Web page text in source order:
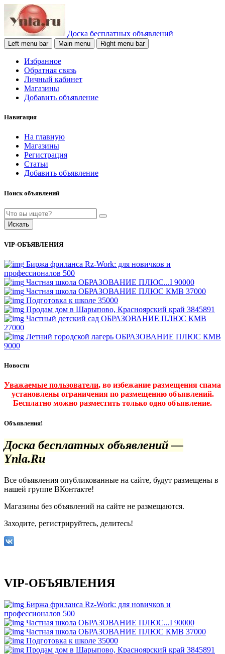
Доска бесплатных объявлений
Left menu bar Main menu Right menu bar
Избранное
Обратная связь
Личный кабинет
Магазины
Добавить объявление
Навигация
На главную
Магазины
Регистрация
Статьи
Добавить объявление
Поиск объявлений
Искать
VIP-ОБЪЯВЛЕНИЯ
Биржа фриланса Rz-Work: для новичков и
профессионалов 500
Частная школа ОБРАЗОВАНИЕ ПЛЮС...I 90000
Частная школа ОБРАЗОВАНИЕ ПЛЮС КМВ 37000
Подготовка к школе 35000
Продам дом в Шарыпово, Красноярский край 3845891
Частный детский сад ОБРАЗОВАНИЕ ПЛЮС КМВ
27000
Летний городской лагерь ОБРАЗОВАНИЕ ПЛЮС КМВ
9000
Новости
Уважаемые пользователи, во избежание размещения спама
установлены ограничения по размещению объявлений.
Бесплатно можно разместить только одно объявление.
Объявления!
Доска бесплатных объявлений —
Ynla.Ru
Все объявления опубликованные на сайте, будут размещены в
нашей группе ВКонтакте!
Магазины без объявлений на сайте не размещаются.
Заходите, регистрируйтесь, делитесь!
VIP-ОБЪЯВЛЕНИЯ
Биржа фриланса Rz-Work: для новичков и
профессионалов 500
Частная школа ОБРАЗОВАНИЕ ПЛЮС...I 90000
Частная школа ОБРАЗОВАНИЕ ПЛЮС КМВ 37000
Подготовка к школе 35000
Продам дом в Шарыпово, Красноярский край 3845891